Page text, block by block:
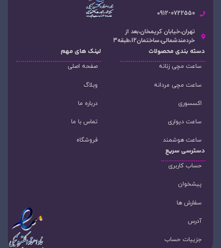
۰912-0722550
تهران،خیابان کریمخان،بعد از
خردمندشمالی،ساختمان12،طبقه3
دسته‌ بندی محصولات
ساعت مچی زنانه
ساعت مچی مردانه
اکسسوری
ساعت دیواری
ساعت هوشمند
لینک های مهم
صفحه اصلی
وبلاگ
درباره ما
تماس با ما
فروشگاه
دسترسی سریع
حساب کاربری
پیشخوان
سفارش ها
آدرس
جزییات حساب